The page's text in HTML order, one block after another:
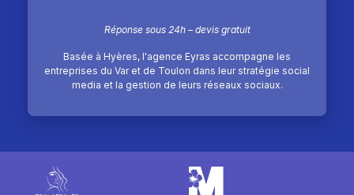
Réponse sous 24h – devis gratuit
Basée à Hyères, l'agence Eyras accompagne les
entreprises du Var et de Toulon dans leur stratégie social
media et la gestion de leurs réseaux sociaux.